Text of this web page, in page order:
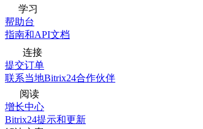
学习
帮助台
指南和API文档
连接
提交订单
联系当地Bitrix24合作伙伴
阅读
增长中心
Bitrix24提示和更新